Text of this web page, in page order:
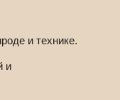
и технике.
и